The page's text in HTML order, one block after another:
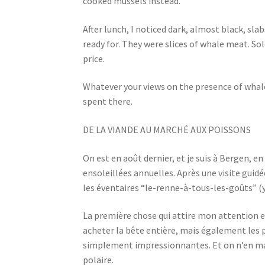
After lunch, I noticed dark, almost black,
ready for. They were slices of whale meat.
price.
Whatever your views on the presence of
spent there.
DE LA VIANDE AU MARCHÉ AUX POISSONS
On est en août dernier, et je suis à Bergen,
ensoleillées annuelles. Après une visite
les éventaires “le-renne-à-tous-les-goûts”
La première chose qui attire mon attention
acheter la bête entière, mais également les
simplement impressionnantes. Et on n’en
polaire.